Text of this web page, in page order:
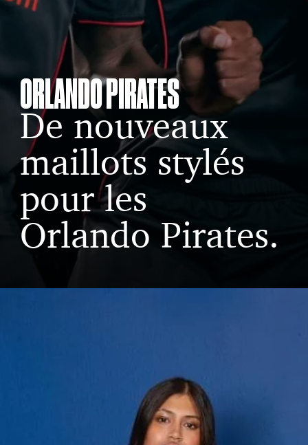
ORLANDO PIRATES
De nouveaux
maillots stylés
pour les
Orlando Pirates.